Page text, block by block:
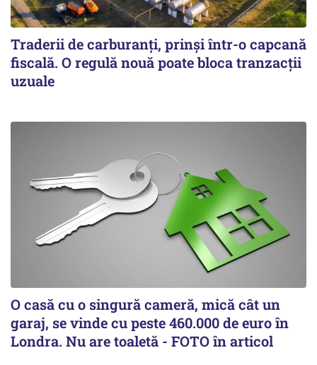
Traderii de carburanți, prinși într-o capcană
fiscală. O regulă nouă poate bloca tranzacții
uzuale
O casă cu o singură cameră, mică cât un
garaj, se vinde cu peste 460.000 de euro în
Londra. Nu are toaletă - FOTO în articol